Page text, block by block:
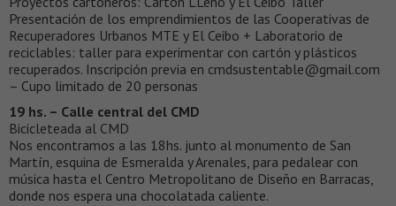
Presentación de los emprendimientos de las Cooperativas de
Recuperadores Urbanos MTE y El Ceibo + Laboratorio de
reciclables: taller para experimentar con cartón y plásticos
recuperados. Inscripción previa en cmdsustentable@gmail.com
– Cupo limitado de 20 personas
19 hs. – Calle central del CMD
Bicicleteada al CMD
Nos encontramos a las 18hs. junto al monumento de San
Martín, esquina de Esmeralda y Arenales, para pedalear con
música hasta el Centro Metropolitano de Diseño en Barracas,
donde nos espera una chocolatada caliente.